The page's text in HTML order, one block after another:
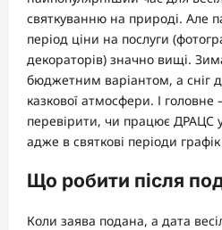
святкуванню на природі. Але
період ціни на послуги
декораторів) значно вищі.
бюджетним варіантом, а сніг
казкової атмосфери. І головне
перевірити, чи працює ДРАЦС
адже в святкові періоди
Що робити після
Коли заява подана, а дата